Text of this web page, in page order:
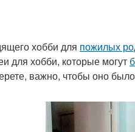
хобби для пожилых
для хобби, которые могут
важно, чтобы оно